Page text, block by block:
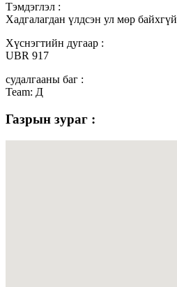
Тэмдэглэл :
Хадгалагдан үлдсэн ул мөр байхгүй
Хүснэгтийн дугаар :
UBR 917
судалгааны баг :
Team: Д
Газрын зураг :